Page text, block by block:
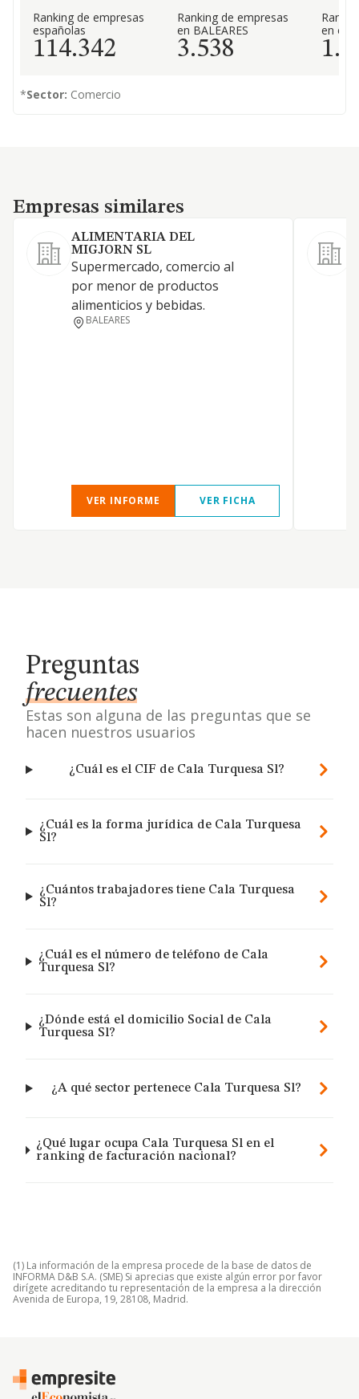
Ranking de empresas
españolas
114.342
Ranking de empresas
en BALEARES
3.538
en el
*Sector: Comercio
Empresas similares
Empresas similares
ALIMENTARIA DEL
MIGJORN SL
Supermercado, comercio al
por menor de productos
alimenticios y bebidas.
BALEARES
VER INFORME VER FICHA
Preguntas
frecuentes
Estas son alguna de las preguntas que se
hacen nuestros usuarios
¿Cuál es el CIF de Cala Turquesa Sl?
¿Cuál es la forma jurídica de Cala Turquesa
Sl?
¿Cuántos trabajadores tiene Cala Turquesa
Sl?
¿Cuál es el número de teléfono de Cala
Turquesa Sl?
¿Dónde está el domicilio Social de Cala
Turquesa Sl?
¿A qué sector pertenece Cala Turquesa Sl?
¿Qué lugar ocupa Cala Turquesa Sl en el
ranking de facturación nacional?
(1) La información de la empresa procede de la base de datos de
INFORMA D&B S.A. (SME) Si aprecias que existe algún error por favor
dirígete acreditando tu representación de la empresa a la dirección
Avenida de Europa, 19, 28108, Madrid.